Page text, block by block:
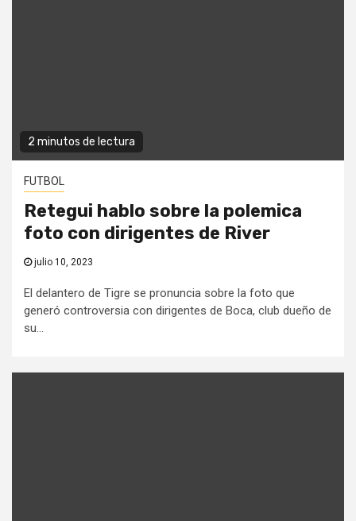
2 minutos de lectura
FUTBOL
Retegui hablo sobre la polemica
foto con dirigentes de River
julio 10, 2023
El delantero de Tigre se pronuncia sobre la foto que
generó controversia con dirigentes de Boca, club dueño de
su...